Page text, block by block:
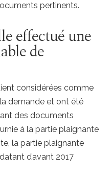
pertinents.
effectué une
de
considérées comme
demande et ont été
des documents
à la partie plaignante
la partie plaignante
d’avant 2017